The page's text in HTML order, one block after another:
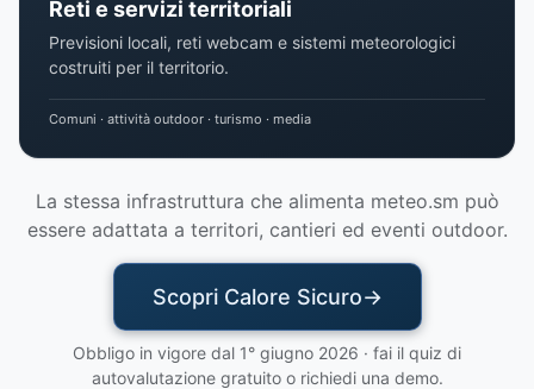
Reti e servizi territoriali
Previsioni locali, reti webcam e sistemi meteorologici
costruiti per il territorio.
Comuni · attività outdoor · turismo · media
La stessa infrastruttura che alimenta meteo.sm può
essere adattata a territori, cantieri ed eventi outdoor.
Scopri Calore Sicuro
Obbligo in vigore dal 1° giugno 2026 · fai il quiz di
autovalutazione gratuito o richiedi una demo.